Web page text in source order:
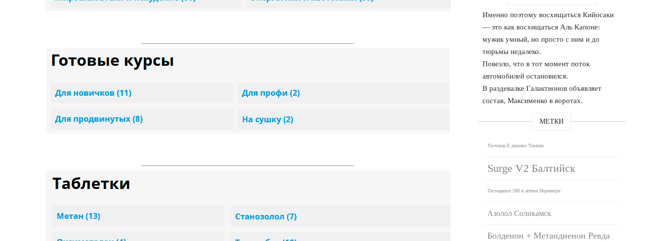
Именно поэтому восхищаться Кийосаки
— это как восхищаться Аль Капоне:
мужик умный, но просто с ним и до
тюрьмы недалеко.
Повезло, что в тот момент поток
автомобилей остановился.
В раздевалке Галактионов объявляет
состав, Максименко в воротах.
МЕТКИ
Тестовер Е дешево Тихвин
Surge V2 Балтийск
Тестоципол 200 в аптеке Нерюнгри
Азолол Соликамск
Болденон + Метандиенон Ревда